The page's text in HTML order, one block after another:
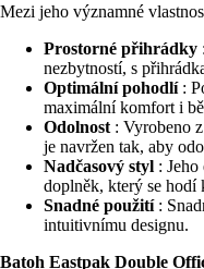
Mezi jeho významné
Prostorné přihrádky
nezbytností, s
Optimální pohodlí:
maximální komfort i
Odolnost : Vyrobeno
je navržen tak, aby
Nadčasový styl :
doplněk, který se hodí
Snadné použití:
intuitivnímu designu.
Batoh Eastpak Double